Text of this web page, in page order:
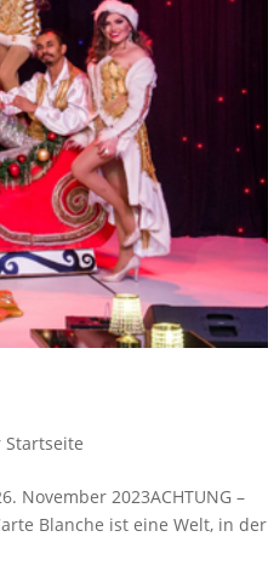
November 2023ACHTUNG –
Blanche ist eine Welt, in der